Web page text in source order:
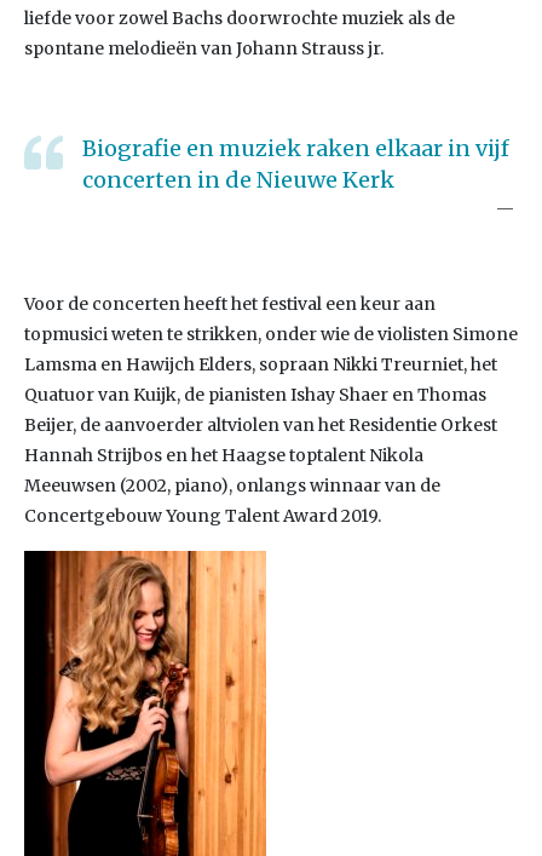
liefde voor zowel Bachs doorwrochte muziek als de
spontane melodieën van Johann Strauss jr.
Biografie en muziek raken elkaar in vijf
concerten in de Nieuwe Kerk
Voor de concerten heeft het festival een keur aan
topmusici weten te strikken, onder wie de violisten Simone
Lamsma en Hawijch Elders, sopraan Nikki Treurniet, het
Quatuor van Kuijk, de pianisten Ishay Shaer en Thomas
Beijer, de aanvoerder altviolen van het Residentie Orkest
Hannah Strijbos en het Haagse toptalent Nikola
Meeuwsen (2002, piano), onlangs winnaar van de
Concertgebouw Young Talent Award 2019.